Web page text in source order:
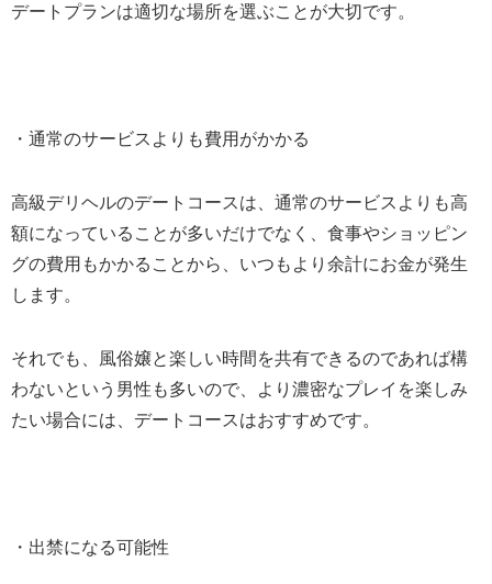
デートプランは適切な場所を選ぶことが大切です。
・通常のサービスよりも費用がかかる
高級デリヘルのデートコースは、通常のサービスよりも高
額になっていることが多いだけでなく、食事やショッピン
グの費用もかかることから、いつもより余計にお金が発生
します。
それでも、風俗嬢と楽しい時間を共有できるのであれば構
わないという男性も多いので、より濃密なプレイを楽しみ
たい場合には、デートコースはおすすめです。
・出禁になる可能性